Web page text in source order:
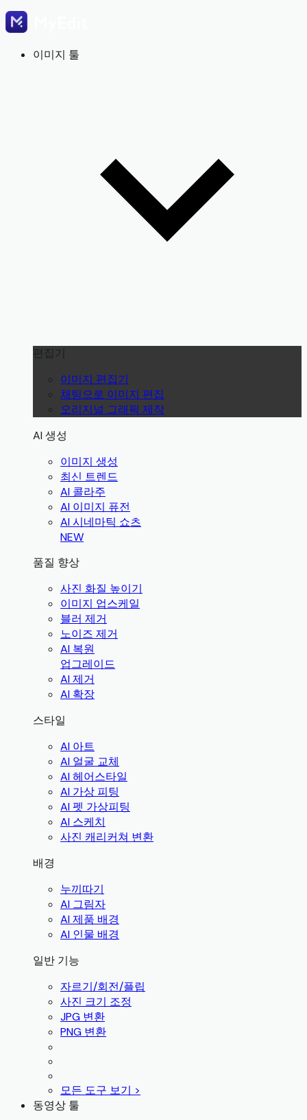
이미지 툴
편집기
이미지 편집기
채팅으로 이미지 편집
오리지널 그래픽 제작
AI 생성
이미지 생성
최신 트렌드
AI 콜라주
AI 이미지 퓨전
AI 시네마틱 쇼츠
NEW
품질 향상
사진 화질 높이기
이미지 업스케일
블러 제거
노이즈 제거
AI 복원
업그레이드
AI 제거
AI 확장
스타일
AI 아트
AI 얼굴 교체
AI 헤어스타일
AI 가상 피팅
AI 펫 가상피팅
AI 스케치
사진 캐리커쳐 변환
배경
누끼따기
AI 그림자
AI 제품 배경
AI 인물 배경
일반 기능
자르기/회전/플립
사진 크기 조정
JPG 변환
PNG 변환
모든 도구 보기 >
동영상 툴